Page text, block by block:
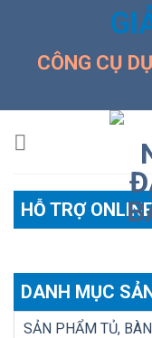
contentCÔNG CỤ
HỖ TRỢ ONLINE
DANH MỤC
SẢN PHẨM TỦ,